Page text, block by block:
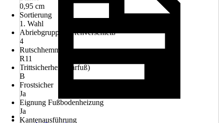
0,95 cm
Sortierung
1. Wahl
Abriebgruppe/Tiefenverschleiß
4
Rutschhemmung
R11
Trittsicherheit (Barfuß)
B
Frostsicher
Ja
Eignung Fußbodenheizung
Ja
Kantenausführung